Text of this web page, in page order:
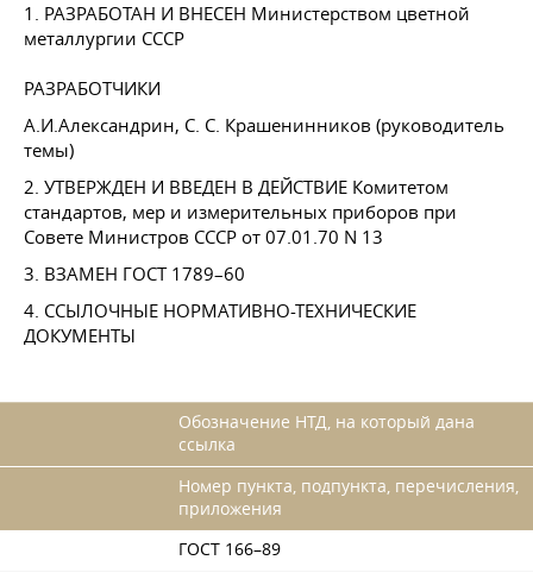
1. РАЗРАБОТАН И ВНЕСЕН Министерством цветной
металлургии СССР
РАЗРАБОТЧИКИ
А.И.Александрин, С. С. Крашенинников (руководитель
темы)
2. УТВЕРЖДЕН И ВВЕДЕН В ДЕЙСТВИЕ Комитетом
стандартов, мер и измерительных приборов при
Совете Министров СССР от 07.01.70 N 13
3. ВЗАМЕН ГОСТ 1789–60
4. ССЫЛОЧНЫЕ НОРМАТИВНО-ТЕХНИЧЕСКИЕ
ДОКУМЕНТЫ
Обозначение НТД, на который дана
ссылка
Номер пункта, подпункта, перечисления,
приложения
ГОСТ 166–89